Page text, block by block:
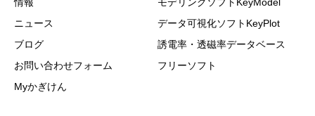
情報
ニュース
ブログ
お問い合わせフォーム
Myかぎけん
モデリングソフトKeyModel
データ可視化ソフトKeyPlot
誘電率・透磁率データベース
フリーソフト